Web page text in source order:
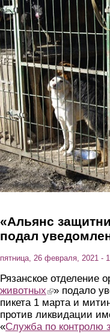
Перейти к основному
«Альянс
подал
пятница, 26 февраля, 2021 -
Рязанское отделение
животных (link is external)
» подало
пикета 1 марта и
против ликвидации
«Служба по контролю